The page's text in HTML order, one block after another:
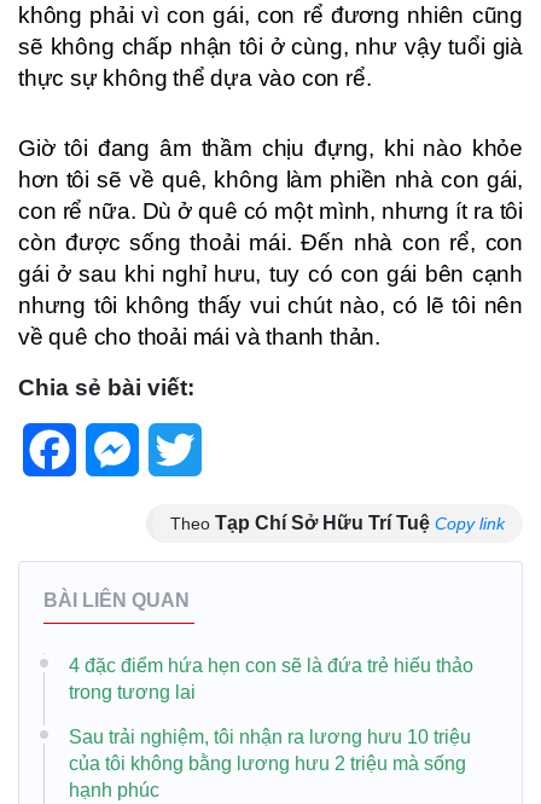
không phải vì con gái, con rể đương nhiên cũng
sẽ không chấp nhận tôi ở cùng, như vậy tuổi già
thực sự không thể dựa vào con rể.
Giờ tôi đang âm thầm chịu đựng, khi nào khỏe
hơn tôi sẽ về quê, không làm phiền nhà con gái,
con rể nữa. Dù ở quê có một mình, nhưng ít ra tôi
còn được sống thoải mái. Đến nhà con rể, con
gái ở sau khi nghỉ hưu, tuy có con gái bên cạnh
nhưng tôi không thấy vui chút nào, có lẽ tôi nên
về quê cho thoải mái và thanh thản.
Chia sẻ bài viết:
FacebookMessenger
Theo Tạp Chí Sở Hữu Trí Tuệ Copy link
BÀI LIÊN QUAN
4 đặc điểm hứa hẹn con sẽ là đứa trẻ hiếu thảo
trong tương lai
Sau trải nghiệm, tôi nhận ra lương hưu 10 triệu
của tôi không bằng lương hưu 2 triệu mà sống
hạnh phúc